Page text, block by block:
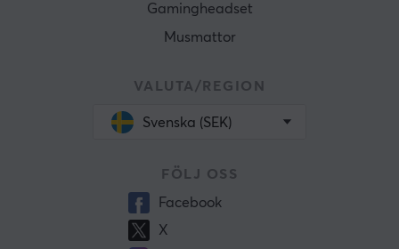
Gamingheadset
Musmattor
VALUTA/REGION
Svenska (SEK)
FÖLJ OSS
Facebook
X